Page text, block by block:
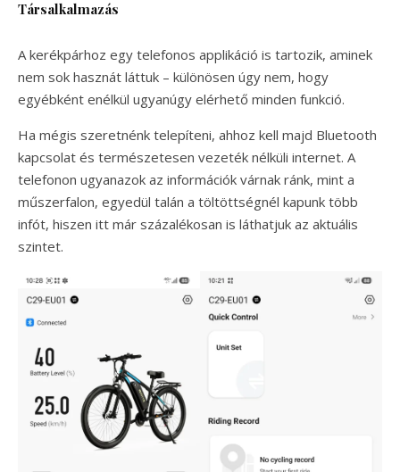
Társalkalmazás
A kerékpárhoz egy telefonos applikáció is tartozik, aminek
nem sok hasznát láttuk – különösen úgy nem, hogy
egyébként enélkül ugyanúgy elérhető minden funkció.
Ha mégis szeretnénk telepíteni, ahhoz kell majd Bluetooth
kapcsolat és természetesen vezeték nélküli internet. A
telefonon ugyanazok az információk várnak ránk, mint a
műszerfalon, egyedül talán a töltöttségnél kapunk több
infót, hiszen itt már százalékosan is láthatjuk az aktuális
szintet.